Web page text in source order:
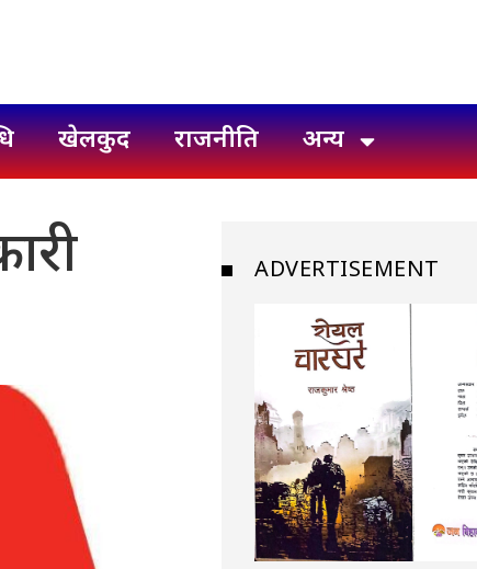
खेलकुद राजनीति अन्य
ADVERTISEMENT